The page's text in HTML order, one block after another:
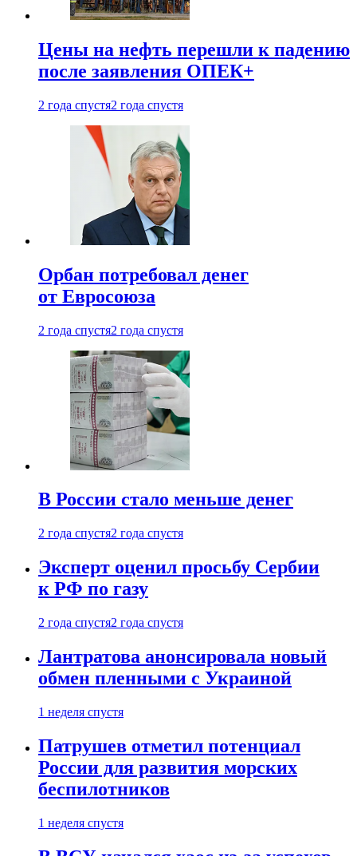
Цены на нефть перешли к падению
после заявления ОПЕК+
2 года спустя2 года спустя
Орбан потребовал денег
от Евросоюза
2 года спустя2 года спустя
В России стало меньше денег
2 года спустя2 года спустя
Эксперт оценил просьбу Сербии
к РФ по газу
2 года спустя2 года спустя
Лантратова анонсировала новый
обмен пленными с Украиной
1 неделя спустя
Патрушев отметил потенциал
России для развития морских
беспилотников
1 неделя спустя